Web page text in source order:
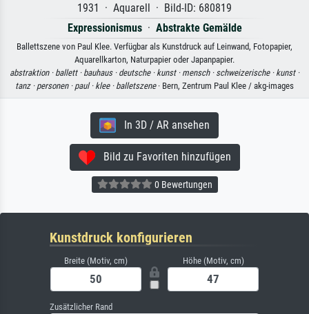
1931 · Aquarell · Bild-ID: 680819
Expressionismus· Abstrakte Gemälde
Ballettszene von Paul Klee. Verfügbar als Kunstdruck auf Leinwand, Fotopapier,
Aquarellkarton, Naturpapier oder Japanpapier.
abstraktion · ballett · bauhaus · deutsche · kunst · mensch · schweizerische · kunst ·
tanz · personen · paul · klee · balletszene· Bern, Zentrum Paul Klee / akg-images
In 3D / AR ansehen
Bild zu Favoriten hinzufügen
0 Bewertungen
Kunstdruck konfigurieren
Breite (Motiv, cm) Höhe (Motiv, cm)
Zusätzlicher Rand